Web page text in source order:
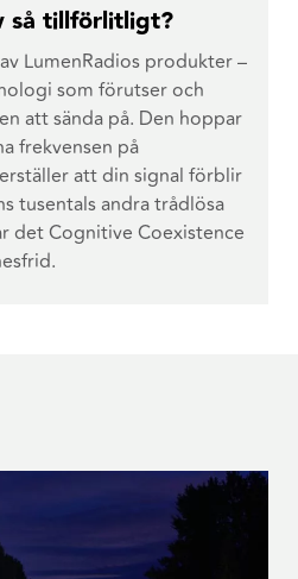
så tillförlitligt?
LumenRadios produkter –
som förutser och
att sända på. Den hoppar
frekvensen på
att din signal förblir
tusentals andra trådlösa
det Cognitive Coexistence